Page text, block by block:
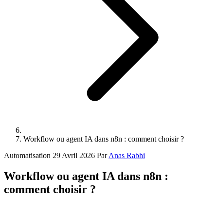
Workflow ou agent IA dans n8n : comment choisir ?
Automatisation 29 Avril 2026 ParAnas Rabhi
Workflow ou agent IA dans n8n :
comment choisir ?